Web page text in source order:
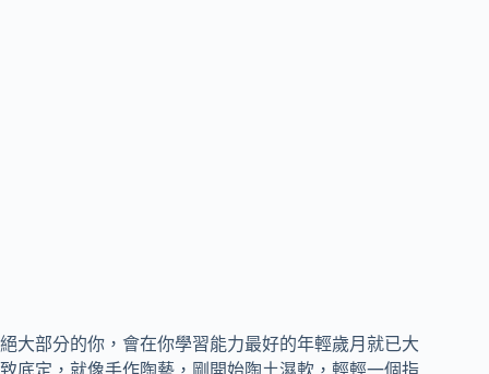
絕大部分的你，會在你學習能力最好的年輕歲月就已大